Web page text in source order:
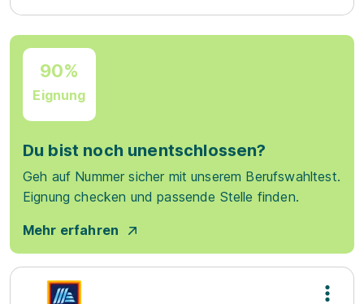
90%
Eignung
Du bist noch unentschlossen?
Geh auf Nummer sicher mit unserem Berufswahltest.
Eignung checken und passende Stelle finden.
Mehr erfahren